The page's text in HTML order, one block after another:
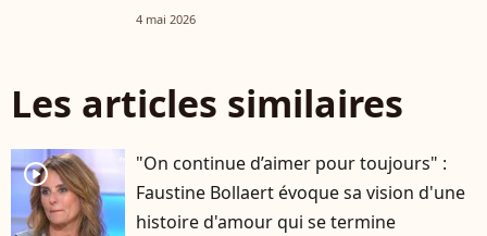
4 mai 2026
Les articles similaires
player2
"On continue d’aimer pour toujours" :
Faustine Bollaert évoque sa vision d'une
histoire d'amour qui se termine